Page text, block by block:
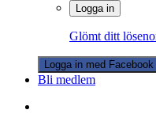
Logga in
Glömt ditt
Logga in med Facebook
Bli medlem